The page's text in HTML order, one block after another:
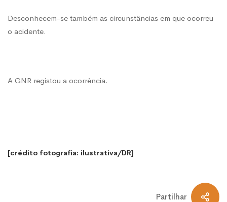
Desconhecem-se também as circunstâncias em que ocorreu
o acidente.
A GNR registou a ocorrência.
[crédito fotografia: ilustrativa/DR]
Partilhar